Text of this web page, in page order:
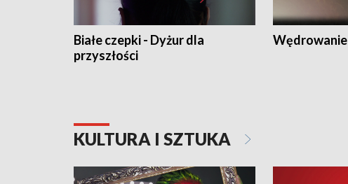
Białe czepki - Dyżur dla
przyszłości
Wędrowanie
KULTURA I SZTUKA